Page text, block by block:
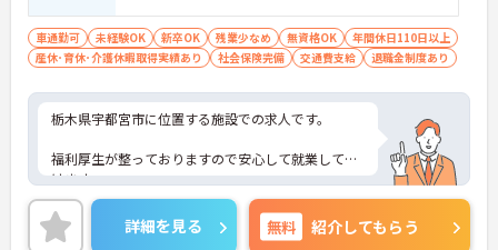
車通勤可 未経験OK 新卒OK 残業少なめ 無資格OK
年間休日110日以上
産休･育休･介護休暇取得実績あり
社会保険完備 交通費支給 退職金制度あり
栃木県宇都宮市に位置する施設での求人です。
福利厚生が整っておりますので安心して就業して頂
けます。
ご興味のある方はお気軽にお問い合わせ下さい。
詳細を見る 無料 紹介してもらう